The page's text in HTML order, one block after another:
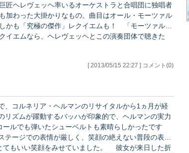
匠ヘレヴェッヘ率いるオーケストラと合唱団に独唱者
加わった大掛かりなもの。曲目はオール・モーツァル
かも「究極の傑作」レクイエムも！ 「モーツァルト
イエムなら、ヘレヴェッヘとこの演奏団体で聴きた
ウィーン舞踏会管弦楽団など、個性豊かなオーケストラ
しい演奏家たちです。ここで何回かに渡って、その魅
…
[ 2013/05/15 22:27 ] コメント(0)
コルネリア・ヘルマンのリサイタルから1ヵ月が経
ズムが躍動するバッハが印象的で、ヘルマンの実力
ルでも弾いたシューベルトも素晴らしかったです
ージでの表情が厳しく、笑顔の絶えない普段の表情
てもいい笑顔をみせていました。 彼女が来日した折